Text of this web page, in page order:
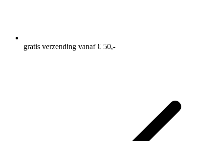
gratis verzending vanaf € 50,-